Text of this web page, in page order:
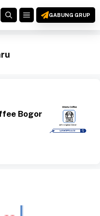
MENUGABUNG GRUP
Bogor